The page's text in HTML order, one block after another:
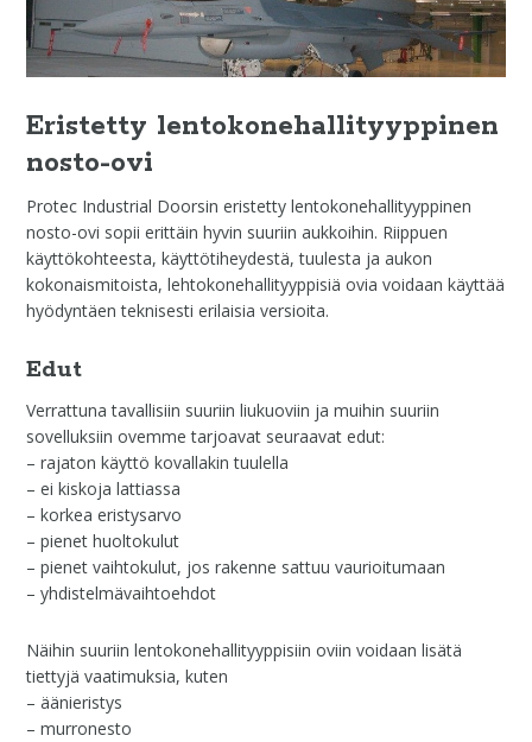
Eristetty lentokonehallityyppinen
nosto-ovi
Protec Industrial Doorsin eristetty lentokonehallityyppinen
nosto-ovi sopii erittäin hyvin suuriin aukkoihin. Riippuen
käyttökohteesta, käyttötiheydestä, tuulesta ja aukon
kokonaismitoista, lehtokonehallityyppisiä ovia voidaan käyttää
hyödyntäen teknisesti erilaisia versioita.
Edut
Verrattuna tavallisiin suuriin liukuoviin ja muihin suuriin
sovelluksiin ovemme tarjoavat seuraavat edut:
– rajaton käyttö kovallakin tuulella
– ei kiskoja lattiassa
– korkea eristysarvo
– pienet huoltokulut
– pienet vaihtokulut, jos rakenne sattuu vaurioitumaan
– yhdistelmävaihtoehdot
Näihin suuriin lentokonehallityyppisiin oviin voidaan lisätä
tiettyjä vaatimuksia, kuten
– äänieristys
– murronesto